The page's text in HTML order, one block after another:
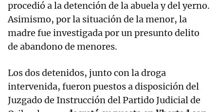
procedió a la detención de la abuela y del yerno.
Asimismo, por la situación de la menor, la
madre fue investigada por un presunto delito
de abandono de menores.
Los dos detenidos, junto con la droga
intervenida, fueron puestos a disposición del
Juzgado de Instrucción del Partido Judicial de